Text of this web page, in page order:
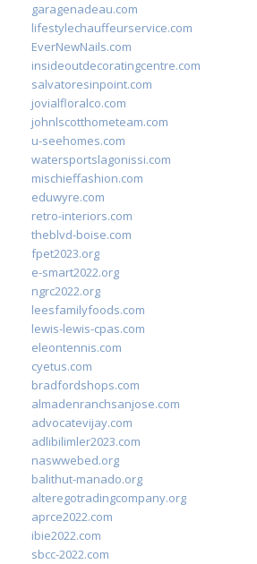
garagenadeau.com
lifestylechauffeurservice.com
EverNewNails.com
insideoutdecoratingcentre.com
salvatoresinpoint.com
jovialfloralco.com
johnlscotthometeam.com
u-seehomes.com
watersportslagonissi.com
mischieffashion.com
eduwyre.com
retro-interiors.com
theblvd-boise.com
fpet2023.org
e-smart2022.org
ngrc2022.org
leesfamilyfoods.com
lewis-lewis-cpas.com
eleontennis.com
cyetus.com
bradfordshops.com
almadenranchsanjose.com
advocatevijay.com
adlibilimler2023.com
naswwebed.org
balithut-manado.org
alteregotradingcompany.org
aprce2022.com
ibie2022.com
sbcc-2022.com